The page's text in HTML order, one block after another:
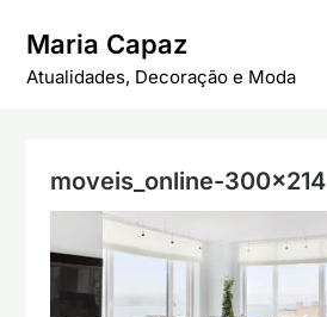
content
Maria Capaz
Atualidades, Decoração e Moda
moveis_online-300×214